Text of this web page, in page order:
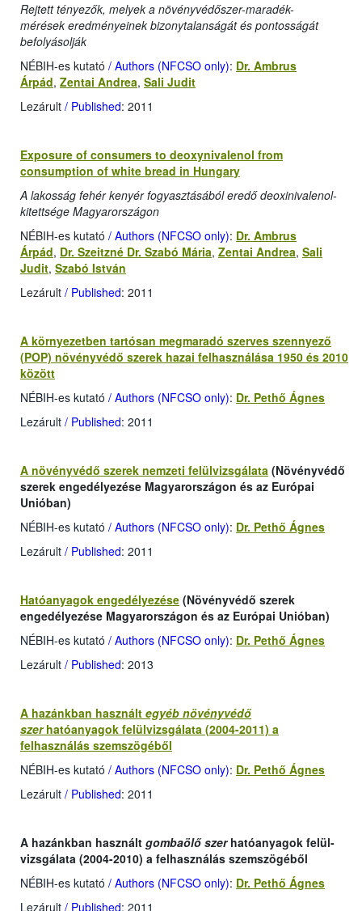
Rejtett tényezők, melyek a növényvédőszer-maradék-
mérések eredményeinek bizonytalanságát és pontosságát
befolyásolják
NÉBIH-es kutató / Authors (NFCSO only): Dr. Ambrus
Árpád, Zentai Andrea, Sali Judit
Lezárult / Published: 2011
Exposure of consumers to deoxynivalenol from
consumption of white bread in Hungary
A lakosság fehér kenyér fogyasztásából eredő deoxinivalenol-
kitettsége Magyarországon
NÉBIH-es kutató / Authors (NFCSO only): Dr. Ambrus
Árpád, Dr. Szeitzné Dr. Szabó Mária, Zentai Andrea, Sali
Judit, Szabó István
Lezárult / Published: 2011
A környezetben tartósan megmaradó szerves szennyező
(POP) növényvédő szerek hazai felhasználása 1950 és 2010
között
NÉBIH-es kutató / Authors (NFCSO only): Dr. Pethő Ágnes
Lezárult / Published: 2011
A növényvédő szerek nemzeti felülvizsgálata (Növényvédő
szerek engedélyezése Magyarországon és az Európai
Unióban)
NÉBIH-es kutató / Authors (NFCSO only): Dr. Pethő Ágnes
Lezárult / Published: 2011
Hatóanyagok engedélyezése (Növényvédő szerek
engedélyezése Magyarországon és az Európai Unióban)
NÉBIH-es kutató / Authors (NFCSO only): Dr. Pethő Ágnes
Lezárult / Published: 2013
A hazánkban használt egyéb növényvédő
szerhatóanyagok felülvizsgálata (2004-2011) a
felhasználás szemszögéből
NÉBIH-es kutató / Authors (NFCSO only): Dr. Pethő Ágnes
Lezárult / Published: 2011
A hazánkban használt gombaölő szerhatóanyagok felül-
vizsgálata (2004-2010) a felhasználás szemszögéből
NÉBIH-es kutató / Authors (NFCSO only): Dr. Pethő Ágnes
Lezárult / Published: 2011